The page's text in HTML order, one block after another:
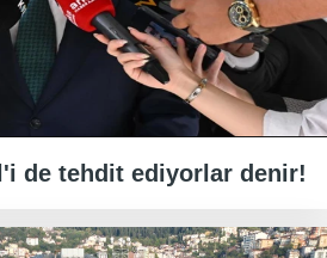
de tehdit ediyorlar denir!